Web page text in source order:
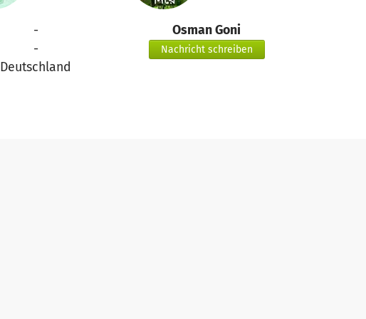
-
-
Deutschland
Osman Goni
Nachricht schreiben